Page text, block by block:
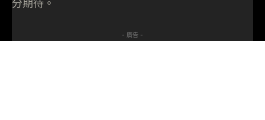
分期待。
- 廣告 -